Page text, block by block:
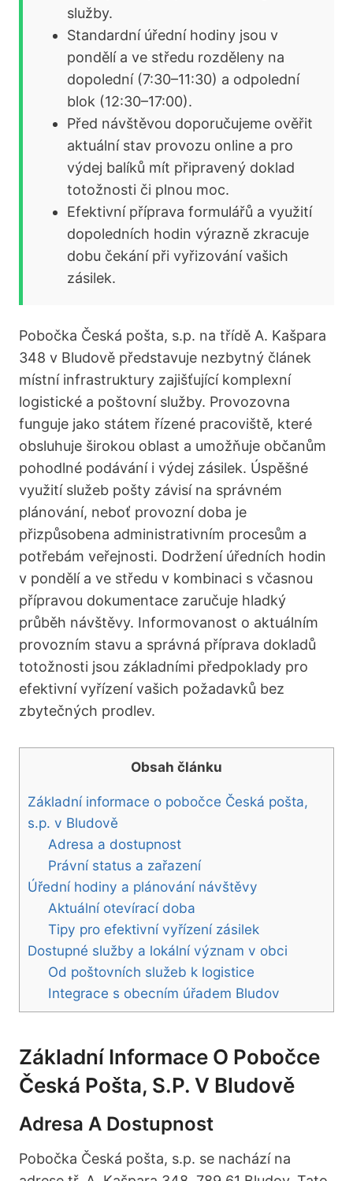
služby.
Standardní úřední hodiny jsou v
pondělí a ve středu rozděleny na
dopolední (7:30–11:30) a odpolední
blok (12:30–17:00).
Před návštěvou doporučujeme ověřit
aktuální stav provozu online a pro
výdej balíků mít připravený doklad
totožnosti či plnou moc.
Efektivní příprava formulářů a využití
dopoledních hodin výrazně zkracuje
dobu čekání při vyřizování vašich
zásilek.
Pobočka Česká pošta, s.p. na třídě A. Kašpara
348 v Bludově představuje nezbytný článek
místní infrastruktury zajišťující komplexní
logistické a poštovní služby. Provozovna
funguje jako státem řízené pracoviště, které
obsluhuje širokou oblast a umožňuje občanům
pohodlné podávání i výdej zásilek. Úspěšné
využití služeb pošty závisí na správném
plánování, neboť provozní doba je
přizpůsobena administrativním procesům a
potřebám veřejnosti. Dodržení úředních hodin
v pondělí a ve středu v kombinaci s včasnou
přípravou dokumentace zaručuje hladký
průběh návštěvy. Informovanost o aktuálním
provozním stavu a správná příprava dokladů
totožnosti jsou základními předpoklady pro
efektivní vyřízení vašich požadavků bez
zbytečných prodlev.
Obsah článku
Základní informace o pobočce Česká pošta,
s.p. v Bludově
Adresa a dostupnost
Právní status a zařazení
Úřední hodiny a plánování návštěvy
Aktuální otevírací doba
Tipy pro efektivní vyřízení zásilek
Dostupné služby a lokální význam v obci
Od poštovních služeb k logistice
Integrace s obecním úřadem Bludov
Základní Informace O Pobočce
Česká Pošta, S.p. V Bludově
Adresa A Dostupnost
Pobočka Česká pošta, s.p. se nachází na